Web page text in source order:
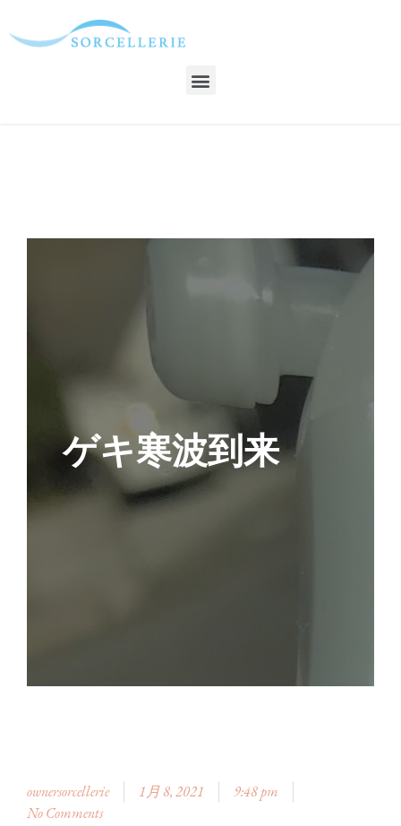
ゲキ寒波到来
ownersorcellerie 1月 8, 2021
9:48 pm
No Comments